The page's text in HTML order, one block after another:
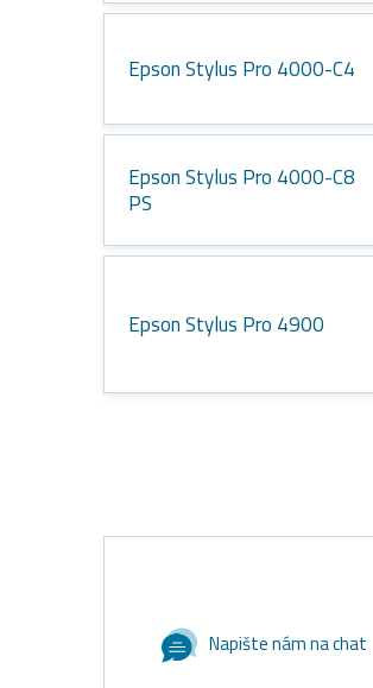
Epson Stylus Pro 4000-C4
Epson Stylus Pro 4000-C8
PS
Epson Stylus Pro 4900
Napište nám na chat